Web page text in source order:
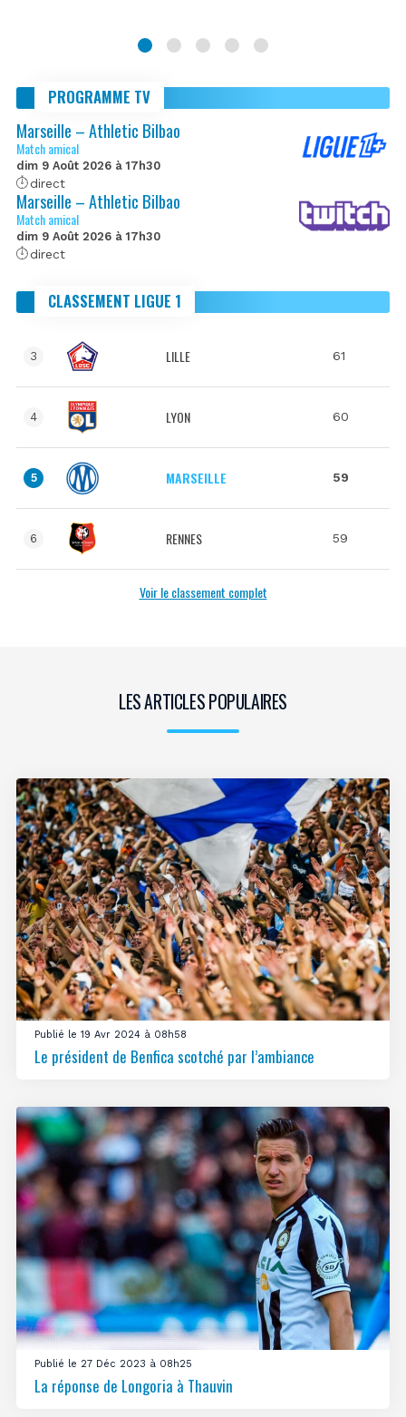
PROGRAMME TV
Marseille – Athletic Bilbao
Match amical
dim 9 Août 2026 à 17h30
direct
Marseille – Athletic Bilbao
Match amical
dim 9 Août 2026 à 17h30
direct
CLASSEMENT LIGUE 1
3 LILLE 61
4 LYON 60
5 MARSEILLE 59
6 RENNES 59
Voir le classement complet
LES ARTICLES POPULAIRES
Publié le 19 Avr 2024 à 08h58
Le président de Benfica scotché par l’ambiance
Publié le 27 Déc 2023 à 08h25
La réponse de Longoria à Thauvin